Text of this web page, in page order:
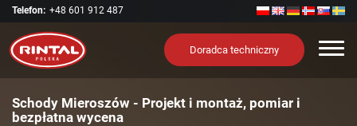
Telefon: +48 601 912 487
Doradca techniczny
Schody Mieroszów - Projekt i montaż, pomiar i
bezpłatna wycena